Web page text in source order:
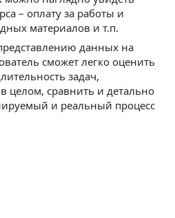
– оплату за работы и
материалов и т.п.
данных на
сможет легко оценить
задач,
целом, сравнить и детально
и реальный процесс